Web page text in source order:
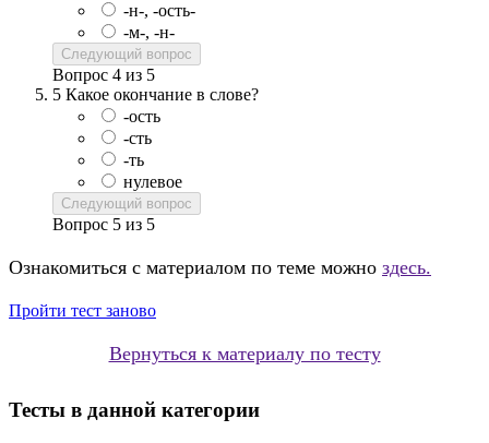
-н-, -ость-
-м-, -н-
Следующий вопрос
Вопрос 4 из 5
5 Какое окончание в слове?
-ость
-сть
-ть
нулевое
Следующий вопрос
Вопрос 5 из 5
Ознакомиться с материалом по теме можно здесь.
Пройти тест заново
Вернуться к материалу по тесту
Тесты в данной категории